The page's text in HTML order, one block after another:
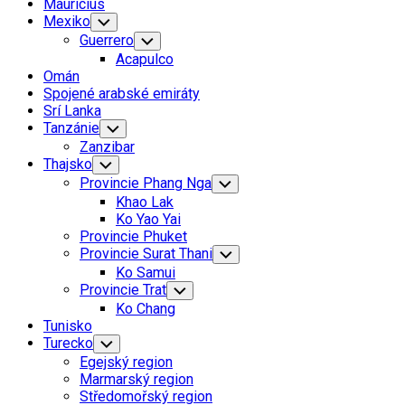
Mauricius
Mexiko Toggle
Child
Menu
Guerrero Toggle
Child
Menu
Acapulco
Omán
Spojené arabské emiráty
Srí Lanka
Tanzánie Toggle
Child
Menu
Zanzibar
Thajsko Toggle
Child
Menu
Provincie Phang Nga Toggle
Child
Khao Lak
Ko Yao Yai
Provincie Phuket
Provincie Surat Thani Toggle
Child
Ko Samui
Provincie Trat Toggle
Child
Menu
Ko Chang
Tunisko
Turecko Toggle
Child
Menu
Egejský region
Marmarský region
Středomořský region